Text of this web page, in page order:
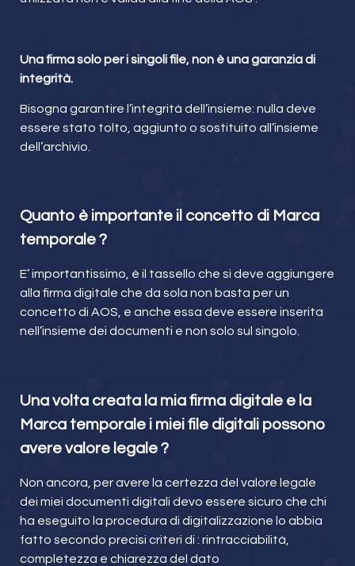
Una firma solo per i singoli file, non è una garanzia di
integrità.
Bisogna garantire l’integrità dell’insieme: nulla deve
essere stato tolto, aggiunto o sostituito all’insieme
dell’archivio.
Quanto è importante il concetto di Marca
temporale ?
E’ importantissimo, è il tassello che si deve aggiungere
alla firma digitale che da sola non basta per un
concetto di AOS, e anche essa deve essere inserita
nell’insieme dei documenti e non solo sul singolo.
Una volta creata la mia firma digitale e la
Marca temporale i miei file digitali possono
avere valore legale ?
Non ancora, per avere la certezza del valore legale
dei miei documenti digitali devo essere sicuro che chi
ha eseguito la procedura di digitalizzazione lo abbia
fatto secondo precisi criteri di : rintracciabilità,
completezza e chiarezza del dato